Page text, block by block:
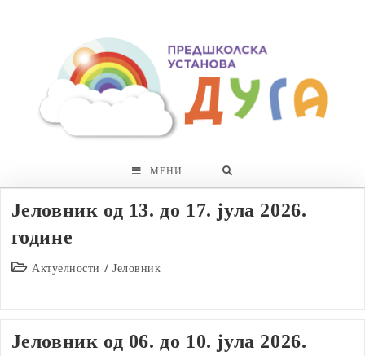
МЕНИ
Јеловник од 13. до 17. јула 2026.
године
PostАктуелности / Јеловник
Јеловник од 06. до 10. јула 2026.